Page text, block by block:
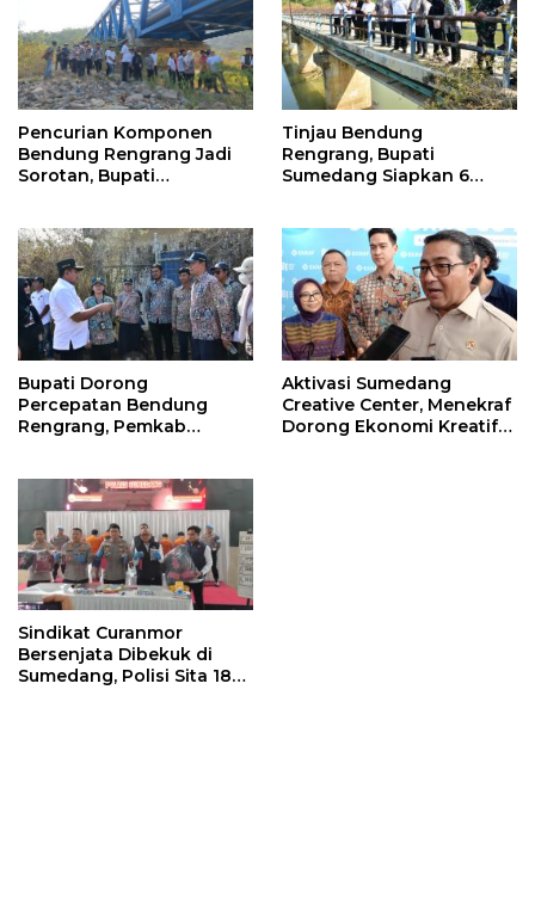
Pencurian Komponen
Bendung Rengrang Jadi
Sorotan, Bupati
Tinjau Bendung
Rengrang, Bupati
Sumedang Siapkan 6
Bupati Dorong
Percepatan Bendung
Rengrang, Pemkab
Petani
Aktivasi Sumedang
Creative Center, Menekraf
Dorong Ekonomi Kreatif
Sindikat Curanmor
Bersenjata Dibekuk di
Sumedang, Polisi Sita 18